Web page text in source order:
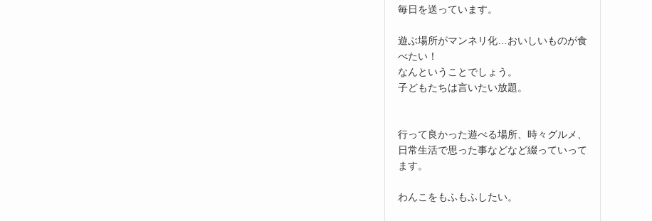
毎日を送っています。
遊ぶ場所がマンネリ化…おいしいものが食
べたい！
なんということでしょう。
子どもたちは言いたい放題。
行って良かった遊べる場所、時々グルメ、
日常生活で思った事などなど綴っていって
ます。
わんこをもふもふしたい。